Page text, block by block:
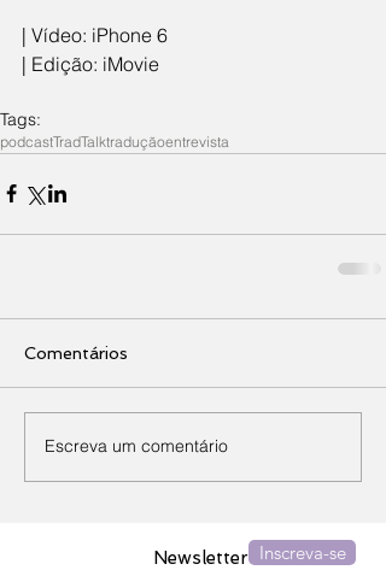
| Vídeo: iPhone 6
| Edição: iMovie
Tags:
podcastTradTalktraduçãoentrevista
Comentários
Escreva um comentário
Inscreva-se
Newsletter